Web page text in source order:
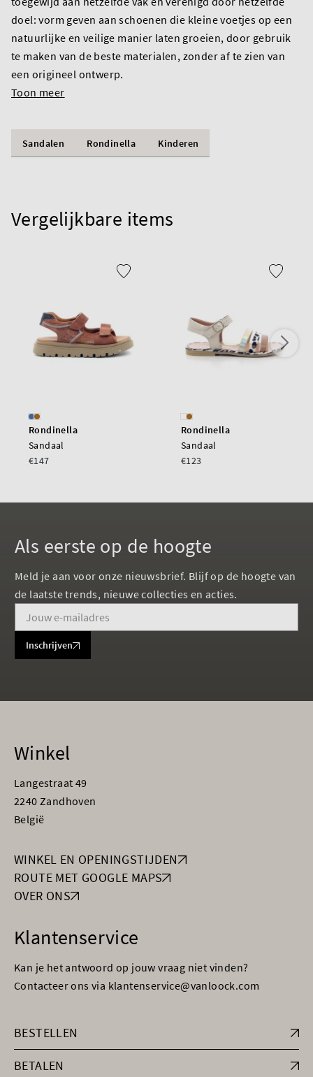
doel: vorm geven aan schoenen die kleine voetjes op een
natuurlijke en veilige manier laten groeien, door gebruik
te maken van de beste materialen, zonder af te zien van
een origineel ontwerp.
Toon meer
Sandalen Rondinella Kinderen
Vergelijkbare items
Rondinella
Sandaal
€147
Rondinella
Sandaal
€123
Als eerste op de hoogte
Meld je aan voor onze nieuwsbrief. Blijf op de hoogte van
de laatste trends, nieuwe collecties en acties.
Inschrijven
Winkel
Langestraat 49
2240 Zandhoven
België
WINKEL EN OPENINGSTIJDEN
ROUTE MET GOOGLE MAPS
OVER ONS
Klantenservice
Kan je het antwoord op jouw vraag niet vinden?
Contacteer ons via klantenservice@vanloock.com
BESTELLEN
BETALEN